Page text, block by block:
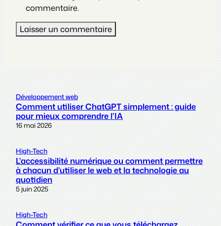
commentaire.
Développement web
Comment utiliser ChatGPT simplement : guide
pour mieux comprendre l’IA
16 mai 2026
High-Tech
L’accessibilité numérique ou comment permettre
à chacun d’utiliser le web et la technologie au
quotidien
5 juin 2025
High-Tech